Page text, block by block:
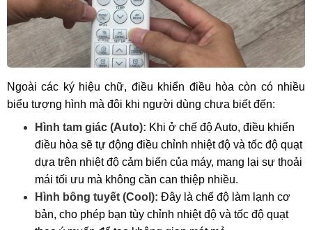
Ngoài các ký hiệu chữ, điều khiển điều hòa còn có nhiều
biểu tượng hình mà đôi khi người dùng chưa biết đến:
Hình tam giác (Auto): Khi ở chế độ Auto, điều khiển
điều hòa sẽ tự động điều chỉnh nhiệt độ và tốc độ quạt
dựa trên nhiệt độ cảm biến của máy, mang lại sự thoải
mái tối ưu mà không cần can thiệp nhiều.
Hình bông tuyết (Cool): Đây là chế độ làm lạnh cơ
bản, cho phép bạn tùy chỉnh nhiệt độ và tốc độ quạt